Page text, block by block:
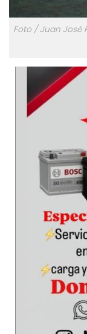
Foto / Juan José